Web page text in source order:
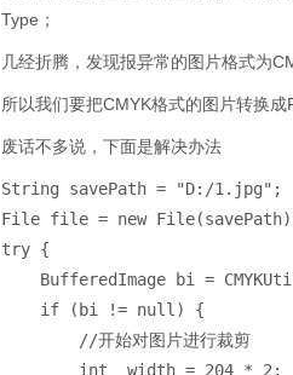
Type；
几经折腾，发现报异常的图片格式为
所以我们要把CMYK格式的图片转换
废话不多说，下面是解决办法
String savePath = "D:/1.jpg" ;
File file = new File(savePath)
try {
BufferedImage bi =
    if
(bi != null ) {
//开始对图片进行裁剪
int
_width = 204 * 2 ;